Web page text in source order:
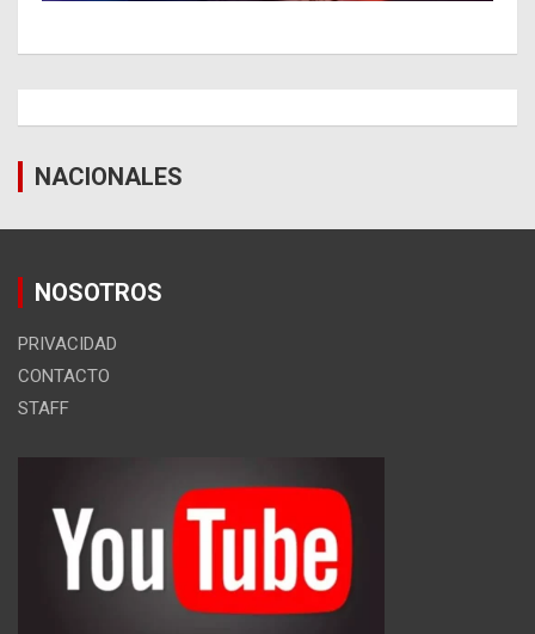
NACIONALES
NOSOTROS
PRIVACIDAD
CONTACTO
STAFF